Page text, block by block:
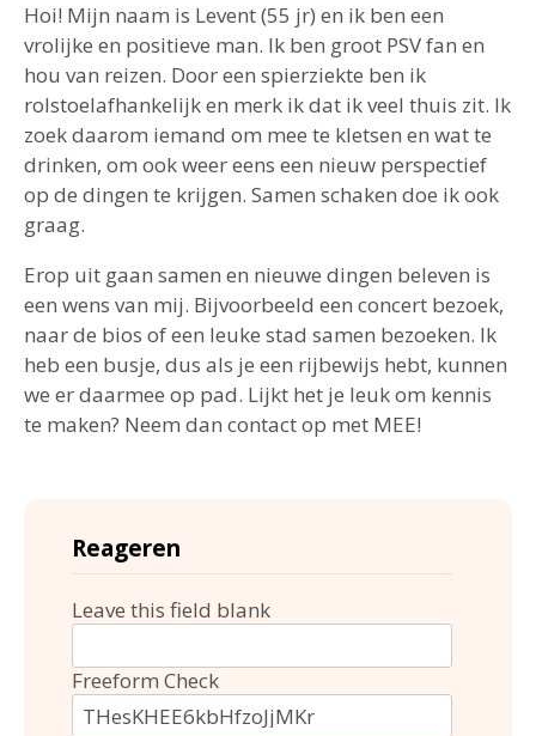
Hoi! Mijn naam is Levent (55 jr) en ik ben een
vrolijke en positieve man. Ik ben groot PSV fan en
hou van reizen. Door een spierziekte ben ik
rolstoelafhankelijk en merk ik dat ik veel thuis zit. Ik
zoek daarom iemand om mee te kletsen en wat te
drinken, om ook weer eens een nieuw perspectief
op de dingen te krijgen. Samen schaken doe ik ook
graag.
Erop uit gaan samen en nieuwe dingen beleven is
een wens van mij. Bijvoorbeeld een concert bezoek,
naar de bios of een leuke stad samen bezoeken. Ik
heb een busje, dus als je een rijbewijs hebt, kunnen
we er daarmee op pad. Lijkt het je leuk om kennis
te maken? Neem dan contact op met MEE!
Reageren
Leave this field blank
Freeform Check